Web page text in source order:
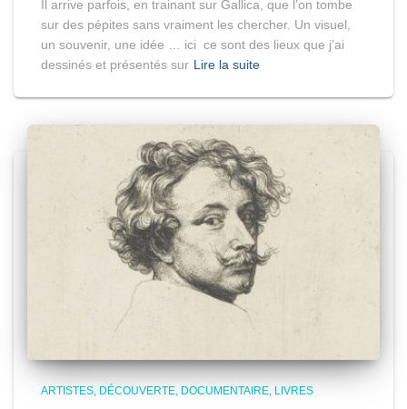
Il arrive parfois, en trainant sur Gallica, que l’on tombe
sur des pépites sans vraiment les chercher. Un visuel,
un souvenir, une idée … ici ce sont des lieux que j’ai
dessinés et présentés sur Lire la suite
ARTISTES DÉCOUVERTE DOCUMENTAIRE LIVRES